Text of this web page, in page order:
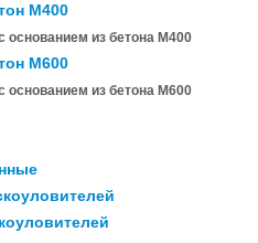
М400
основанием из бетона М400
М600
основанием из бетона М600